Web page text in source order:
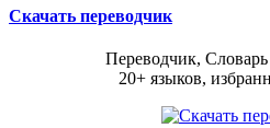
Скачать переводчик
Переводчик,
20+ языков,